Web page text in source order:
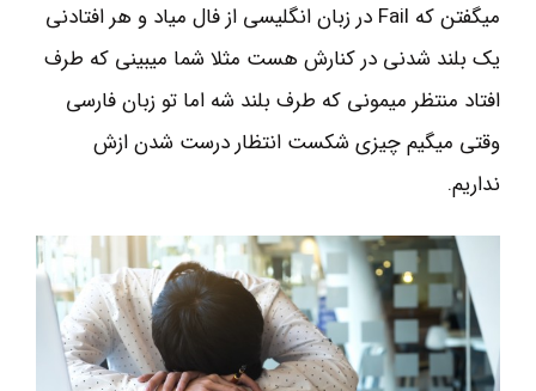
میگفتن که Fail در زبان انگلیسی از فال میاد و هر افتادنی
یک بلند شدنی در کنارش هست مثلا شما میبینی که طرف
افتاد منتظر میمونی که طرف بلند شه اما تو زبان فارسی
وقتی میگیم چیزی شکست انتظار درست شدن ازش
نداریم.